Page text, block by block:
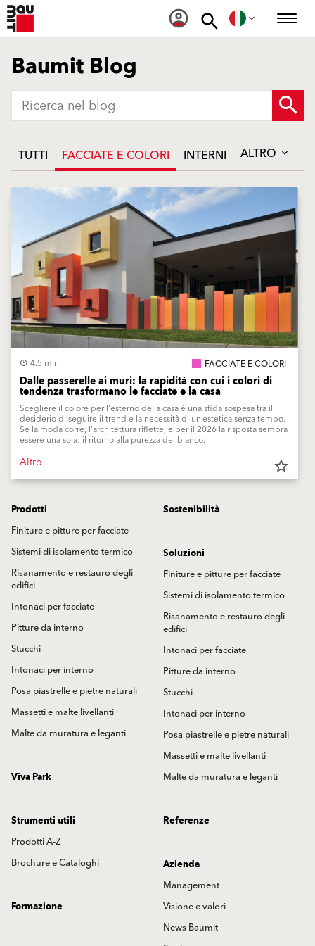
Baumit Blog
TUTTI FACCIATE E COLORI INTERNI ALTRO
4.5 min FACCIATE E COLORI
Dalle passerelle ai muri: la rapidità con cui i colori di
tendenza trasformano le facciate e la casa
Scegliere il colore per l'esterno della casa è una sfida sospesa tra il
desiderio di seguire il trend e la necessità di un’estetica senza tempo.
Se la moda corre, l'architettura riflette, e per il 2026 la risposta sembra
essere una sola: il ritorno alla purezza del bianco.
Altro star_border
Prodotti
Finiture e pitture per facciate
Sistemi di isolamento termico
Risanamento e restauro degli
edifici
Intonaci per facciate
Pitture da interno
Stucchi
Intonaci per interno
Posa piastrelle e pietre naturali
Massetti e malte livellanti
Malte da muratura e leganti
Sostenibilità
Soluzioni
Finiture e pitture per facciate
Sistemi di isolamento termico
Risanamento e restauro degli
edifici
Intonaci per facciate
Pitture da interno
Stucchi
Intonaci per interno
Posa piastrelle e pietre naturali
Massetti e malte livellanti
Malte da muratura e leganti
Viva Park
Strumenti utili
Prodotti A-Z
Brochure e Cataloghi
Referenze
Azienda
Management
Visione e valori
News Baumit
Formazione